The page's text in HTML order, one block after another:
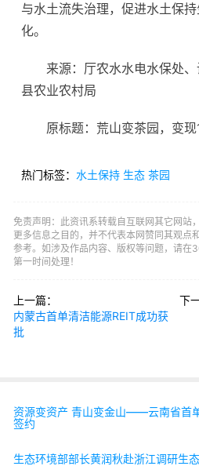
与水土流失治理，促进水土保
化。
来源：厅农水水电水保处
县农业农村局
原标题：荒山变茶园，变现
热门标签： 水土保持 生态 茶园
免责声明：此资讯系转载自互联网其它网站
更多信息之目的，并不代表本网赞同其观点
参考。如涉及作品内容、版权等问题，请在
第一时间处理！
上一篇：
内蒙古首单清洁能源REIT成功获
批
下
资源变资产 青山变金山——云南省首
签约
生态环境部部长黄润秋赴浙江调研生